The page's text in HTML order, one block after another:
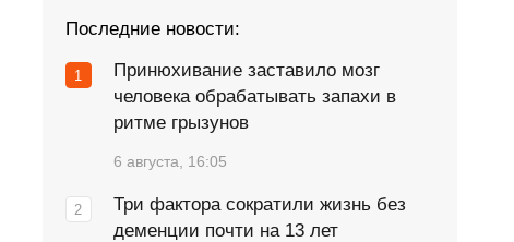
Последние новости:
Принюхивание заставило мозг
человека обрабатывать запахи в
ритме грызунов
6 августа, 16:05
Три фактора сократили жизнь без
деменции почти на 13 лет